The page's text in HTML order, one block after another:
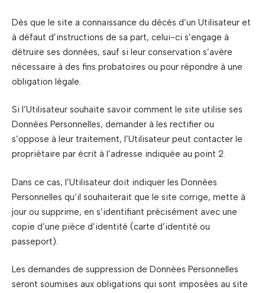
Dès que le site a connaissance du décès d’un Utilisateur et
à défaut d’instructions de sa part, celui-ci s’engage à
détruire ses données, sauf si leur conservation s’avère
nécessaire à des fins probatoires ou pour répondre à une
obligation légale.
Si l’Utilisateur souhaite savoir comment le site utilise ses
Données Personnelles, demander à les rectifier ou
s’oppose à leur traitement, l’Utilisateur peut contacter le
propriétaire par écrit à l’adresse indiquée au point 2.
Dans ce cas, l’Utilisateur doit indiquer les Données
Personnelles qu’il souhaiterait que le site corrige, mette à
jour ou supprime, en s’identifiant précisément avec une
copie d’une pièce d’identité (carte d’identité ou
passeport).
Les demandes de suppression de Données Personnelles
seront soumises aux obligations qui sont imposées au site